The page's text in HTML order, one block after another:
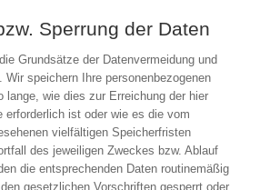
Sperrung der Daten
Grundsätze der Datenvermeidung und
Wir speichern Ihre personenbezogenen
lange, wie dies zur Erreichung der hier
erforderlich ist oder wie es die vom
vielfältigen Speicherfristen
des jeweiligen Zweckes bzw. Ablauf
die entsprechenden Daten routinemäßig
gesetzlichen Vorschriften gesperrt oder